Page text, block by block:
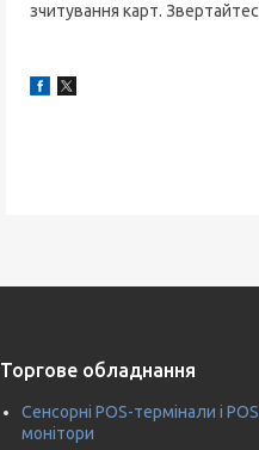
зчитування карт.
Торгове обладнання
Сенсорні POS-термінали і
монітори